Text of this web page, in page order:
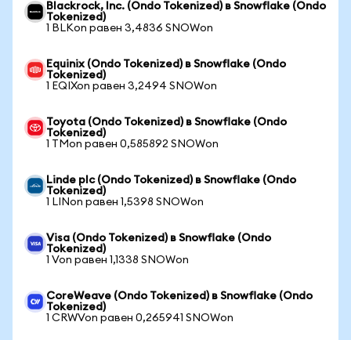
Blackrock, Inc. (Ondo Tokenized) в Snowflake (Ondo
Tokenized)
1 BLKon равен 3,4836 SNOWon
Equinix (Ondo Tokenized) в Snowflake (Ondo
Tokenized)
1 EQIXon равен 3,2494 SNOWon
Toyota (Ondo Tokenized) в Snowflake (Ondo
Tokenized)
1 TMon равен 0,585892 SNOWon
Linde plc (Ondo Tokenized) в Snowflake (Ondo
Tokenized)
1 LINon равен 1,5398 SNOWon
Visa (Ondo Tokenized) в Snowflake (Ondo
Tokenized)
1 Von равен 1,1338 SNOWon
CoreWeave (Ondo Tokenized) в Snowflake (Ondo
Tokenized)
1 CRWVon равен 0,265941 SNOWon